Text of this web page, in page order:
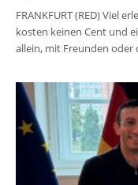
FRANKFURT (RED) Viel
kosten keinen Cent und
allein, mit Freunden oder